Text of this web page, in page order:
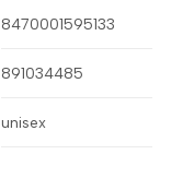
8470001595133
891034485
unisex